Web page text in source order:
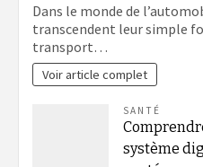
Dans le monde de
transcendent leur simple
transport…
Voir article complet
SANTÉ
système